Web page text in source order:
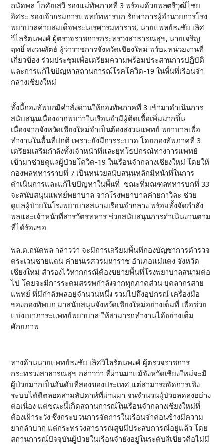
ถนัดพล โกศัยเสวี รองแม่ทัพภาคที่ 3 พร้อมด้วยพลตรีวุฒิไชย
อิศระ รองเจ้ากรมการแพทย์ทหารบก รักษาการผู้อำนวยการโรง
พยาบาลค่ายสมเด็จพระนเรศวรมหาราช, นายแพทย์ธงชัย เลิศ
วิไลรัตนพงศ์ ผู้ตรวจราชการกระทรวงสาธารณสุข, นายเจริญ
ฤทธิ์ สงวนสัตย์ ผู้ว่าราชการจังหวัดเชียงใหม่ พร้อมหน่วยงานที่
เกี่ยวข้อง ร่วมประชุมเพื่อเตรียมความพร้อมประสานการปฏิบัติ
และการแก้ไขปัญหาสถานการณ์โรคโควิด-19 ในพื้นที่เรือนจำ
กลางเชียงใหม่
ทั้งนี้กองทัพบกมีคำสั่งด่วนให้กองทัพภาคที่ 3 เข้ามาดำเนินการ
สนับสนุนเนื่องจากพบว่าในเรือนจำมีผู้ติดเชื้อเพิ่มมากขึ้น
เนื่องจากจังหวัดเชียงใหม่จำเป็นต้องสงวนแพทย์ พยาบาลเพื่อ
ทำงานในพื้นที่ปกติ เพราะยังมีการระบาด โดยกองทัพภาคที่ 3
เตรียมเสริมกำลังทั้งเจ้าหน้าที่และยุทโธปกรณ์ทางการแพทย์
เข้ามาช่วยดูแลผู้ป่วยโควิด-19 ในเรือนจำกลางเชียงใหม่ โดยให้
กองพลทหารราบที่ 7 เป็นหน่วยสนับสนุนหลักมีหน้าที่ในการ
ดำเนินการและแก้ไขปัญหาในพื้นที่ ขณะที่มณฑลทหารบกที่ 33
จะสนับสนุนแพทย์พยาบาล จากโรงพยาบาลค่ายกาวิละ ช่วย
ดูแลผู้ป่วยในโรงพยาบาลสนามเรือนจำกลาง พร้อมทั้งจัดกำลัง
พลและเจ้าหน้าที่สารวัตรทหาร ช่วยสนับสนุนการดำเนินงานตาม
ที่ได้ร้องขอ
พล.ต.ถนัดพล กล่าวว่า จะมีการเตรียมพื้นที่กองบัญชาการตำรวจ
ตระเวนชายแดน ค่ายนเรศวรมหาราช อำเภอแม่แตง จังหวัด
เชียงใหม่ สำรองไว้หากกรณีต้องขยายพื้นที่โรงพยาบาลสนามต่อ
ไป โดยจะมีการระดมสรรพกำลังจากทุกภาคส่วน บุคลากรสาย
แพทย์ ที่มีกำลังพลอยู่จำนวนหนึ่ง รวมไปถึงอุปกรณ์ เครื่องมือ
ของกองทัพบก มาสนับสนุนจังหวัดเชียงใหม่อย่างเต็มที่ เพื่อช่วย
แบ่งเบาภาระแพทย์พยาบาล ให้สามารถทำงานได้อย่างเต็ม
ศักยภาพ
ทางด้านนายแพทย์ธงชัย เลิศวิไลรัตนพงศ์ ผู้ตรวจราชการ
กระทรวงสาธารณสุข กล่าวว่า ที่ผ่านมาแม้จังหวัดเชียงใหม่จะมี
ผู้ป่วยมากเป็นอันดับที่สองของประเทศ แต่สามารถจัดการเชิง
ระบบได้ดีตลอดสามสัปดาห์ที่ผ่านมา จนจำนวนผู้ป่วยลดลงอย่าง
ต่อเนื่อง แต่ขณะนี้เกิดสถานการณ์ในเรือนจำกลางเชียงใหม่ที่
ต้องเฝ้าระวัง ซึ่งกระบวนการจัดการในเรือนจำค่อนข้างมีความ
ยากลำบาก แต่กระทรวงสาธารณสุขมีประสบการณ์อยู่แล้ว โดย
สถานการณ์ปัจจุบันผู้ป่วยในเรือนจำยังอยู่ในระดับสีเขียวคือไม่มี